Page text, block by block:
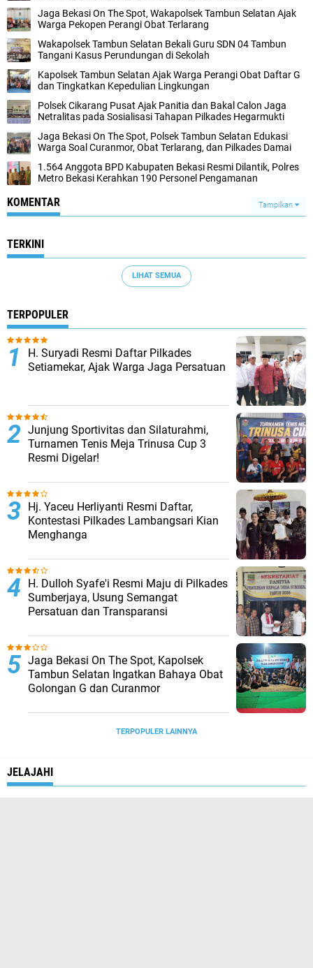
Jaga Bekasi On The Spot, Wakapolsek Tambun Selatan Ajak
Warga Pekopen Perangi Obat Terlarang
Wakapolsek Tambun Selatan Bekali Guru SDN 04 Tambun
Tangani Kasus Perundungan di Sekolah
Kapolsek Tambun Selatan Ajak Warga Perangi Obat Daftar G
dan Tingkatkan Kepedulian Lingkungan
Polsek Cikarang Pusat Ajak Panitia dan Bakal Calon Jaga
Netralitas pada Sosialisasi Tahapan Pilkades Hegarmukti
Jaga Bekasi On The Spot, Polsek Tambun Selatan Edukasi
Warga Soal Curanmor, Obat Terlarang, dan Pilkades Damai
1.564 Anggota BPD Kabupaten Bekasi Resmi Dilantik, Polres
Metro Bekasi Kerahkan 190 Personel Pengamanan
KOMENTAR Tampilkan
TERKINI
LIHAT SEMUA
TERPOPULER
H. Suryadi Resmi Daftar Pilkades
Setiamekar, Ajak Warga Jaga Persatuan
Junjung Sportivitas dan Silaturahmi,
Turnamen Tenis Meja Trinusa Cup 3
Resmi Digelar!
Hj. Yaceu Herliyanti Resmi Daftar,
Kontestasi Pilkades Lambangsari Kian
Menghanga
H. Dulloh Syafe'i Resmi Maju di Pilkades
Sumberjaya, Usung Semangat
Persatuan dan Transparansi
Jaga Bekasi On The Spot, Kapolsek
Tambun Selatan Ingatkan Bahaya Obat
Golongan G dan Curanmor
TERPOPULER LAINNYA
JELAJAHI